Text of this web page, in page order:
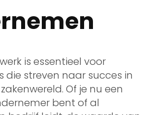
is essentieel voor
die streven naar succes in
Of je nu een
bent of al